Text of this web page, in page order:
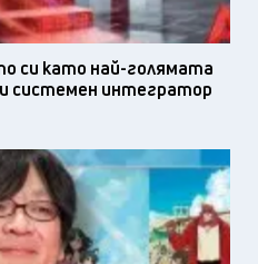
си като най-голямата
системен интегратор